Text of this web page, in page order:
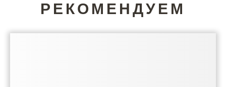
РЕКОМЕНДУЕМ